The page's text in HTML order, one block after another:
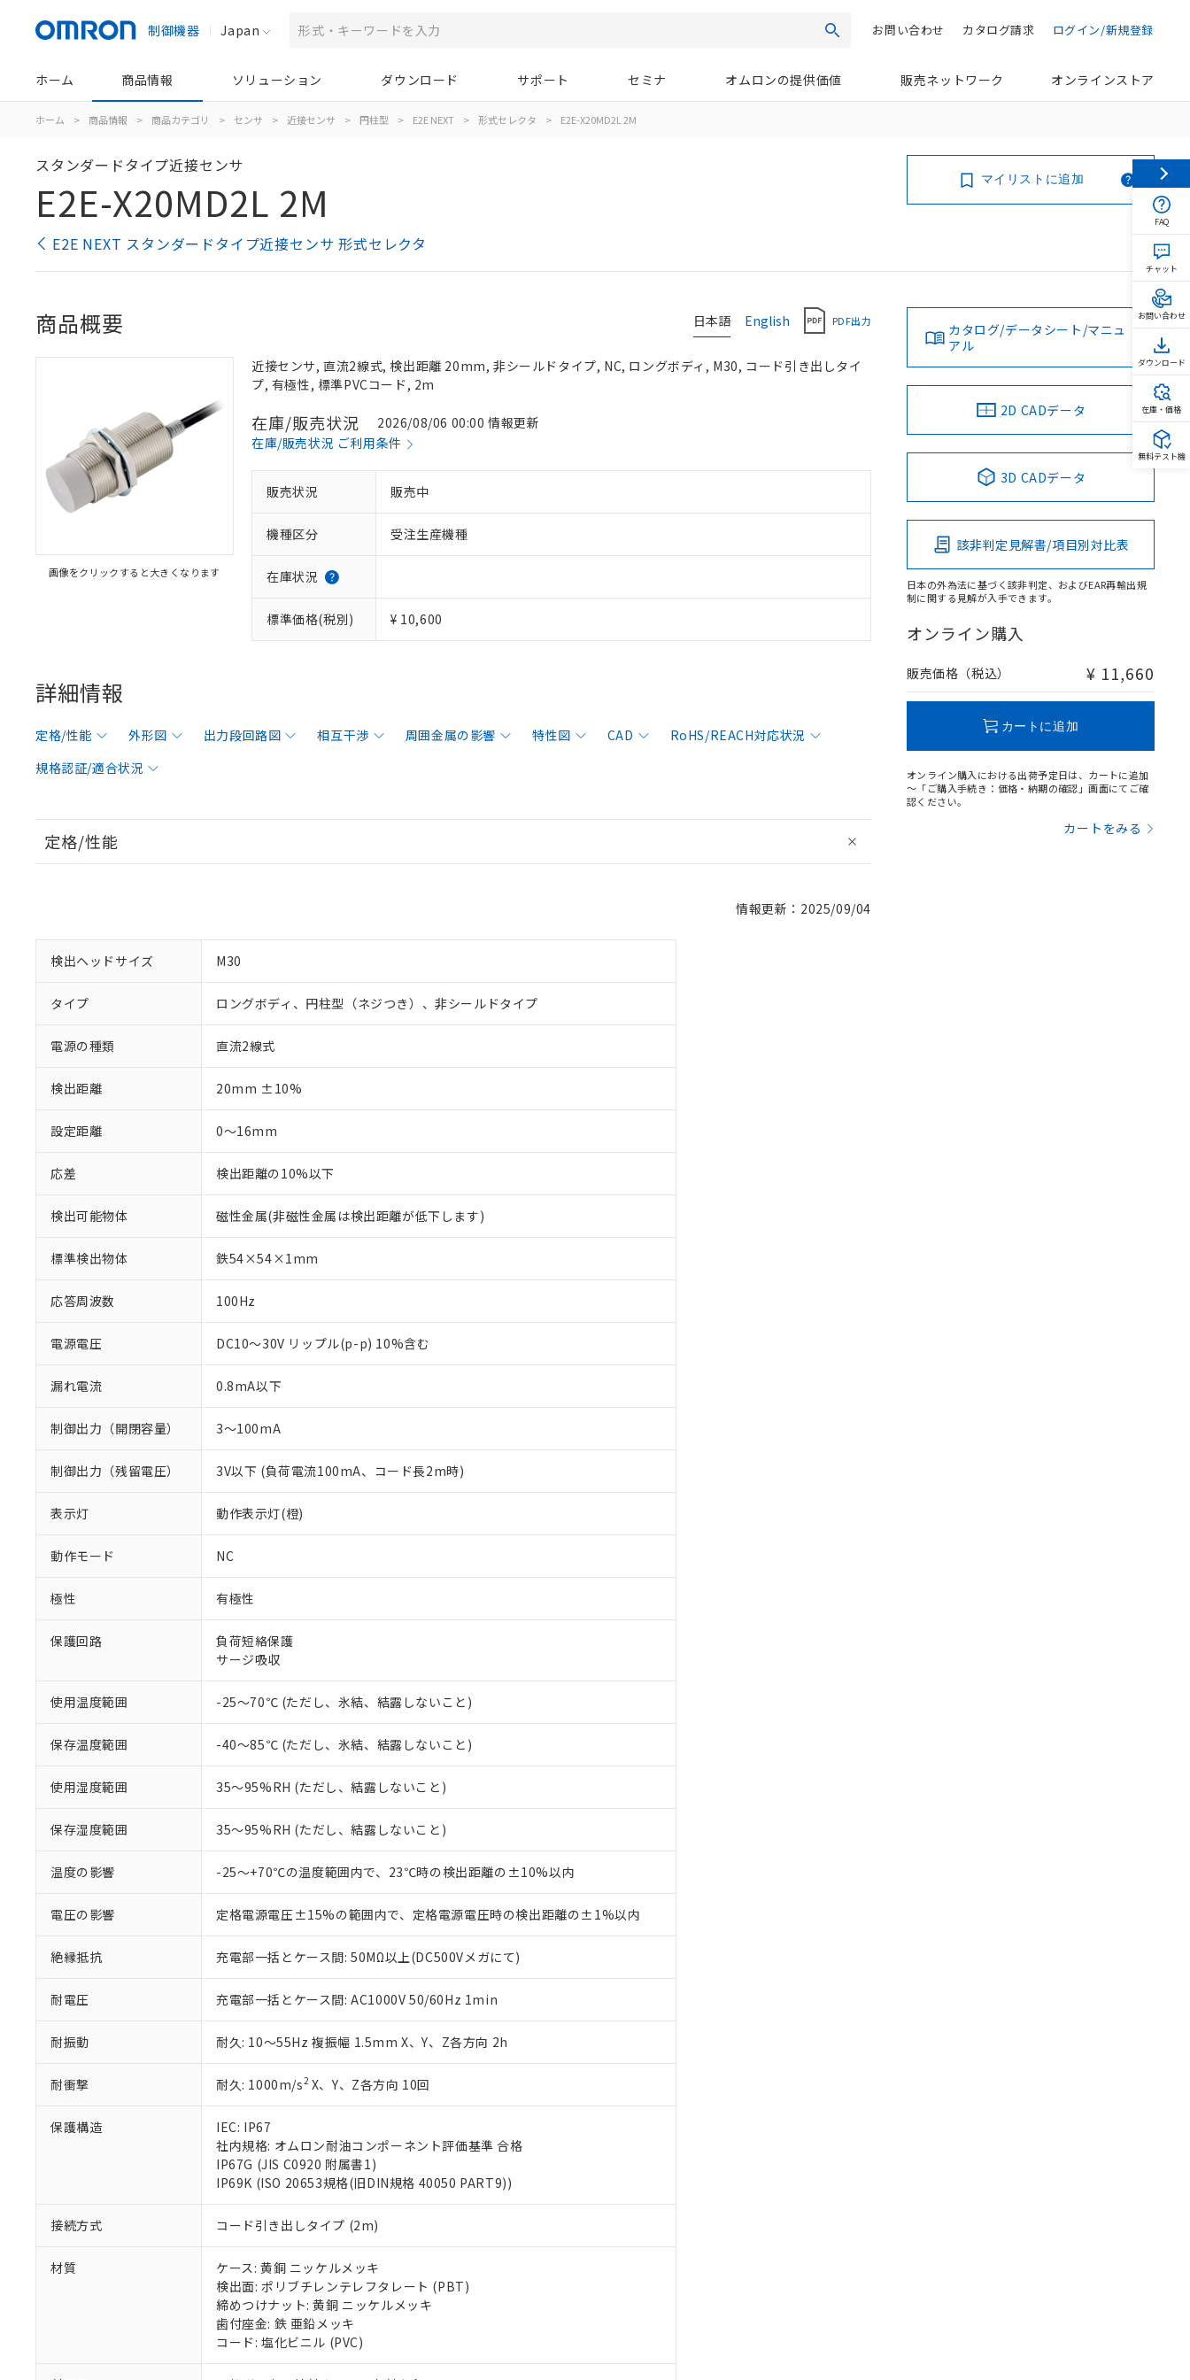
制御機器 Japan 検索 ログイン/新規登録
カタログ請求
お問い合わせ
ホーム 商品情報 ソリューション ダウンロード サポート セミナ オムロンの提供価値 販売ネットワーク オンラインストア
ホーム > 商品情報 > 商品カテゴリ > センサ > 近接センサ > 円柱型 > E2E NEXT > 形式セレクタ > E2E-X20MD2L 2M
スタンダードタイプ近接センサ
E2E-X20MD2L 2M
E2E NEXT スタンダードタイプ近接センサ 形式セレクタ
マイリストに追加
日本語 English PDF出力
商品概要
画像をクリックすると大きくなります
近接センサ, 直流2線式, 検出距離 20mm, 非シールドタイプ, NC, ロングボディ, M30, コード引き出しタイ
プ, 有極性, 標準PVCコード, 2m
在庫/販売状況
2026/08/06 00:00 情報更新
在庫/販売状況 ご利用条件
販売状況 販売中
機種区分 受注生産機種
在庫状況
標準価格(税別) ¥ 10,600
詳細情報
定格/性能 外形図 出力段回路図 相互干渉 周囲金属の影響 特性図 CAD
RoHS/REACH対応状況
規格認証/適合状況
定格/性能
情報更新：2025/09/04
検出ヘッドサイズ M30
タイプ ロングボディ、円柱型（ネジつき）、非シールドタイプ
電源の種類 直流2線式
検出距離 20mm ±10%
設定距離 0～16mm
応差 検出距離の10%以下
検出可能物体 磁性金属(非磁性金属は検出距離が低下します)
標準検出物体 鉄54×54×1mm
応答周波数 100Hz
電源電圧 DC10～30V リップル(p-p) 10%含む
漏れ電流 0.8mA以下
制御出力（開閉容量） 3～100mA
制御出力（残留電圧） 3V以下 (負荷電流100mA、コード長2m時)
表示灯 動作表示灯(橙)
動作モード NC
極性 有極性
保護回路
負荷短絡保護
サージ吸収
使用温度範囲 -25～70℃ (ただし、氷結、結露しないこと)
保存温度範囲 -40～85℃ (ただし、氷結、結露しないこと)
使用湿度範囲 35～95%RH (ただし、結露しないこと)
保存湿度範囲 35～95%RH (ただし、結露しないこと)
温度の影響 -25～+70℃の温度範囲内で、23℃時の検出距離の±10%以内
電圧の影響 定格電源電圧±15%の範囲内で、定格電源電圧時の検出距離の±1%以内
絶縁抵抗 充電部一括とケース間: 50MΩ以上(DC500Vメガにて)
耐電圧 充電部一括とケース間: AC1000V 50/60Hz 1min
耐振動 耐久: 10～55Hz 複振幅 1.5mm X、Y、Z各方向 2h
耐衝撃 耐久: 1000m/s2X、Y、Z各方向 10回
保護構造
IEC: IP67
社内規格: オムロン耐油コンポーネント評価基準 合格
IP67G (JIS C0920 附属書1)
IP69K (ISO 20653規格(旧DIN規格 40050 PART9))
接続方式 コード引き出しタイプ (2m)
材質
ケース: 黄銅 ニッケルメッキ
検出面: ポリブチレンテレフタレート (PBT)
締めつけナット: 黄銅 ニッケルメッキ
歯付座金: 鉄 亜鉛メッキ
コード: 塩化ビニル (PVC)
カタログ/データシート/マニュ
アル
2D CADデータ
3D CADデータ
該非判定見解書/項目別対比表
日本の外為法に基づく該非判定、およびEAR再輸出規
制に関する見解が入手できます。
オンライン購入
販売価格（税込） ¥ 11,660
カートに追加
オンライン購入における出荷予定日は、カートに追加
～「ご購入手続き：価格・納期の確認」画面にてご確
認ください。
カートをみる
ご利用条件
くものです。
当社制御機器事業取扱商品の中には、本サービスの対象外となる商品もあることをご了承ください。
在庫状況および標準価格照会結果は、記載している更新日時点での社内データに基づき作成されるも
い。
正式な納期状況および標準価格はお客様のお取引先、またはお客様担当のオムロン制御機器販売店・
当社販売員にご相談ください。
オムロン制御機器販売店や当社販売拠点は「販売ネットワーク
在庫状況および標準価格結果を当社の事前の承諾なく第三者に漏洩または開示しないようお願いしま
マイパーツ機能（部品リスト作成サービス）をご利用いただくには、I-Webメンバーズにご登録され
ている必要があります。
が、当社の製品・サービスに関するお客様との取引・商談に必要な範囲で利用することをご了承くだ
さい。
※当社の共同利用者とは、"個人情報の共同利用に関して"
いる法人を指します。
※1 対応状況
があります。
六価クロム(Cr(Ⅵ)) 1000ppm以下、ポリ臭化ビフェニル類(PBB) 1000ppm以下、ポリ臭化ジフェニルエーテル類(PBDE) 1000ppm以下、
フタル酸ビス(2-エチルヘキシル) (DEHP)(別名：DOP) 1000ppm以下、フタル酸ブチルベンジル（BBP） 1000ppm以下、フタル酸ジブチ
ル（DBP） 1000ppm以下、フタル酸ジイソブチル (DIBP) 1000ppm以下
但し、RoHS指令で産業用監視および制御機器に対する適用除外項目は除く。
フタル酸エステル類の４物質については閾値を超える意図的な使用がないことを確認しています。
※2 対応予定月
部品在庫の切り替え状況などにより、予定月が前後することがあります。
※3 非含有証明書ダウンロード
下記の非含有証明書をダウンロードすることができます。
EU RoHS指令（10物質）の非含有証明書
51物質の非含有証明書（当社基準）
また、RoHS指令のフタル酸エステル類４物質の対応では、対応完了までの期間は出荷製品に未対応品が
混在することから備考欄に対応日を記載しておりました。
り割愛しております。
「○」：最大均質材料含有率が中国RoHSの基準値以下であることを示します。
*中国RoHS10物質の基準値 (GB/T26572)：
Pb(鉛) :1000ppm、 Hg(水銀) : 1000ppm、 Cd(カドミウム) : 100ppm、
DBP(フタル酸ジブチル) : 1000ppm、 DIBP(フタル酸ジイソブチル) : 1000ppm、 BBP(フタル酸ブチルベンジル) : 1000ppm、
※2 環境保護使用期限
「ｅ」：有害物質（10物質）のすべてが基準値以下であることを示します。
「10」：通常の使用状況下において有害物質が外部に漏えいし、環境に深刻な影響を及ぼさない年数を意
「－」：未確認です。当社販売部門へお問い合わせください。
う）を輸出または国外への提供する場合は、日本国政府の輸出許可(または役務取引許可)を取得する
などの必要な手続きをとります。
ます。
当社は貴社製品を、核兵器、ミサイル、化学兵器、生物兵器またはその他武器並びにこれらの製造装
当社は、貴社製品を第三者に販売する場合は、上記1、2および3の内容を当該第三者に通知します。
また当社は、販売先および販売に係わる関係者が違法に輸出するおそれがある場合は、取り引きをい
たしません。
合意する
記
号
説明
○ 一定数以上の在庫あり
△ 一定数には満たないが在庫あり
－
在庫なし(最新の在庫状況については、お客様のお取引先、またはお客様担当のオムロン制御
機器販売店・当社販売員にご確認ください)
空
白
受注生産機種、また在庫状況の情報を公開していない機種
FAQ
チャット
お問い合わせ
ダウンロード
在庫・価格
無料テスト機